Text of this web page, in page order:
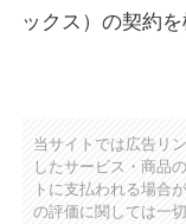
ックス）の契約
当サイトでは広告リ
したサービス・商品
トに支払われる場合
の評価に関しては一